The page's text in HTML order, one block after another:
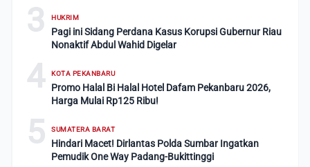
3 HUKRIM
Pagi ini Sidang Perdana Kasus Korupsi Gubernur Riau
Nonaktif Abdul Wahid Digelar
4 KOTA PEKANBARU
Promo Halal Bi Halal Hotel Dafam Pekanbaru 2026,
Harga Mulai Rp125 Ribu!
5 SUMATERA BARAT
Hindari Macet! Dirlantas Polda Sumbar Ingatkan
Pemudik One Way Padang-Bukittinggi